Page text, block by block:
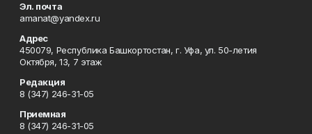
Эл. почта
amanat@yandex.ru
Адрес
450079, Республика Башкортостан, г. Уфа, ул. 50-летия
Октября, 13, 7 этаж
Редакция
8 (347) 246-31-05
Приемная
8 (347) 246-31-05